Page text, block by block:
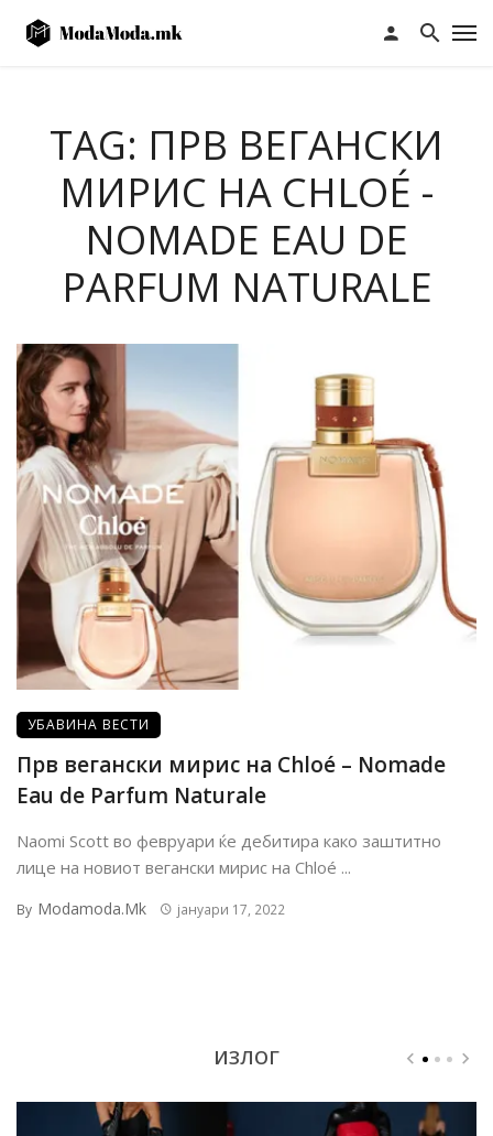
TAG: ПРВ ВЕГАНСКИ
МИРИС НА CHLOÉ -
NOMADE EAU DE
PARFUM NATURALE
УБАВИНА ВЕСТИ
Прв вегански мирис на Chloé – Nomade
Eau de Parfum Naturale
Naomi Scott во февруари ќе дебитира како заштитно
лице на новиот вегански мирис на Chloé ...
By Modamoda.mk јануари 17, 2022
ИЗЛОГ